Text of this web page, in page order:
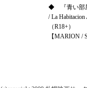
◆ 『青い部
/ La
（R18+）
【MARION /